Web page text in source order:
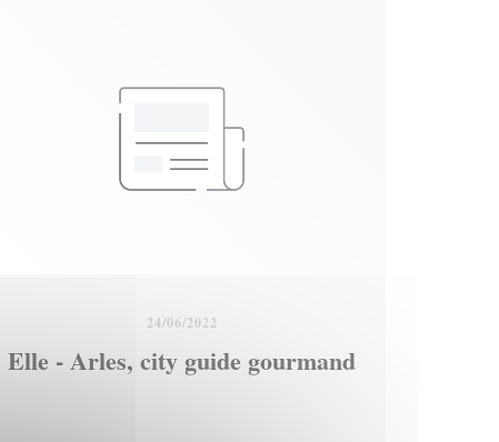
24/06/2022
Elle - Arles, city guide gourmand